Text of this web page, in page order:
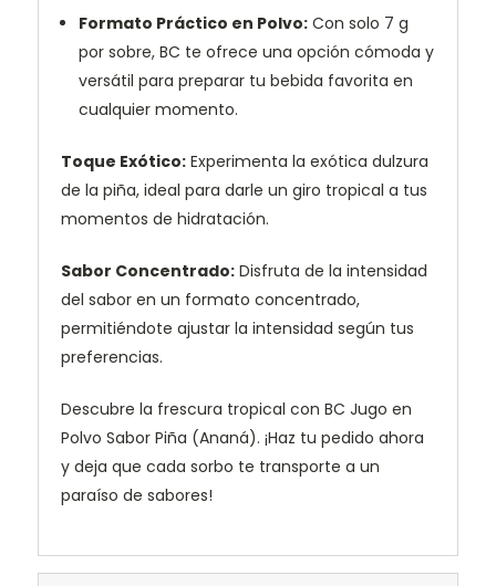
Formato Práctico en Polvo: Con solo 7 g
por sobre, BC te ofrece una opción cómoda y
versátil para preparar tu bebida favorita en
cualquier momento.
Toque Exótico: Experimenta la exótica dulzura
de la piña, ideal para darle un giro tropical a tus
momentos de hidratación.
Sabor Concentrado: Disfruta de la intensidad
del sabor en un formato concentrado,
permitiéndote ajustar la intensidad según tus
preferencias.
Descubre la frescura tropical con BC Jugo en
Polvo Sabor Piña (Ananá). ¡Haz tu pedido ahora
y deja que cada sorbo te transporte a un
paraíso de sabores!